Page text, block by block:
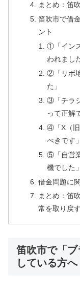
まとめ：笛
笛吹市で借
ント
①「イン
われまし
②「リボ
た」
③「チラ
って正解
④「X（旧
べきです」
⑤「自営
機でした」
借金問題に
まとめ：笛
常を取り戻
笛吹市で「
している方へ